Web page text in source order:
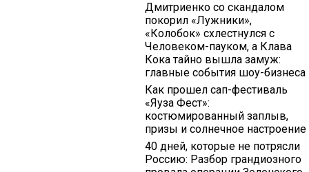
Дмитриенко со скандалом
покорил «Лужники»,
«Колобок» схлестнулся с
Человеком-пауком, а Клава
Кока тайно вышла замуж:
главные события шоу-бизнеса
Как прошел сап-фестиваль
«Яуза Фест»:
костюмированный заплыв,
призы и солнечное настроение
40 дней, которые не потрясли
Россию: Разбор грандиозного